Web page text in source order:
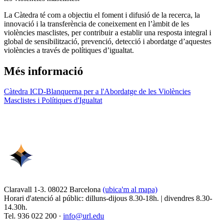
La Càtedra té com a objectiu el foment i difusió de la recerca, la
innovació i la transferència de coneixement en l’àmbit de les
violències masclistes, per contribuir a establir una resposta integral i
global de sensibilització, prevenció, detecció i abordatge d’aquestes
violències a través de polítiques d’igualtat.
Més informació
Càtedra ICD-Blanquerna per a l'Abordatge de les Violències
Masclistes i Polítiques d'Igualtat
Claravall 1-3. 08022 Barcelona (ubica'm al mapa)
Horari d'atenció al públic: dilluns-dijous 8.30-18h. | divendres 8.30-
14.30h.
Tel. 936 022 200 · info@url.edu